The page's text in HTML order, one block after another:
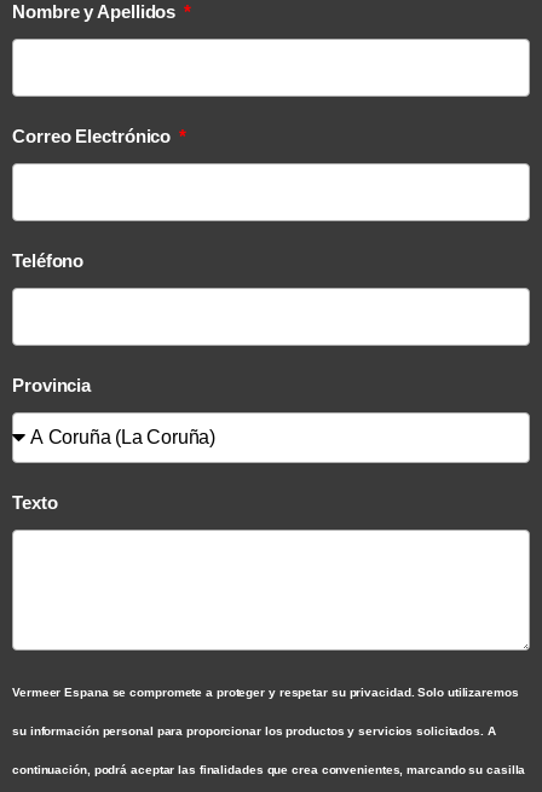
Nombre y Apellidos
Correo Electrónico
Teléfono
Provincia
Texto
Vermeer Espana se compromete a proteger y respetar su privacidad. Solo utilizaremos
su información personal para proporcionar los productos y servicios solicitados. A
continuación, podrá aceptar las finalidades que crea convenientes, marcando su casilla